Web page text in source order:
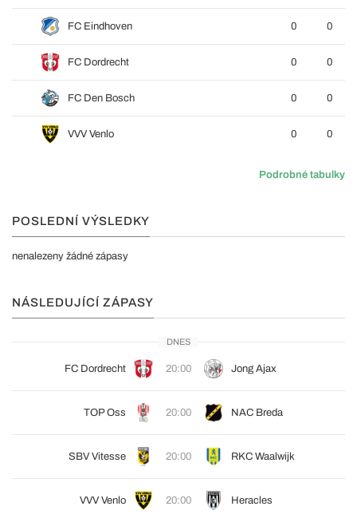
FC Eindhoven 0 0
FC Dordrecht 0 0
FC Den Bosch 0 0
VVV Venlo 0 0
Podrobné tabulky
POSLEDNÍ VÝSLEDKY
nenalezeny žádné zápasy
NÁSLEDUJÍCÍ ZÁPASY
DNES
FC Dordrecht 20:00 Jong Ajax
TOP Oss 20:00 NAC Breda
SBV Vitesse 20:00 RKC Waalwijk
VVV Venlo 20:00 Heracles